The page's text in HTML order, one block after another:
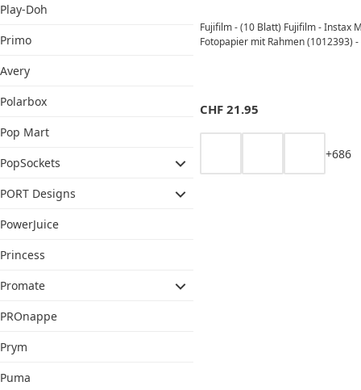
Play-Doh
Primo
Avery
Polarbox
Pop Mart
PopSockets
PORT Designs
PowerJuice
Princess
Promate
PROnappe
Prym
Puma
Fujifilm - (10 Blatt) Fujifilm - Instax
Fotopapier mit Rahmen (1012393)
CHF 21.95
+686